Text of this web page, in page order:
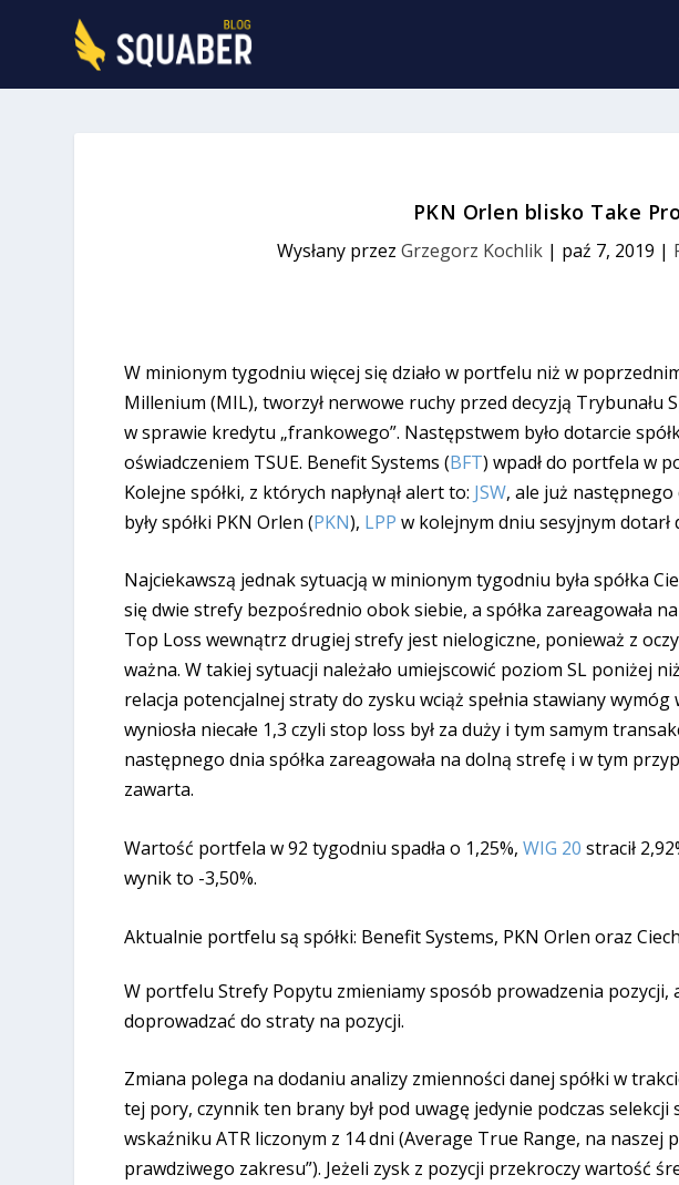
PKN Orlen blisko Take
Wysłany przezGrzegorz Kochlik | paź 7, 2019 |
W minionym tygodniu więcej się działo w portfelu niż w
Millenium (MIL), tworzył nerwowe ruchy przed decyzją Trybunału
w sprawie kredytu „frankowego”. Następstwem było dotarcie
oświadczeniem TSUE. Benefit Systems (BFT) wpadł do portfela w
Kolejne spółki, z których napłynął alert to: JSW, ale już następnego
były spółki PKN Orlen (PKN), LPP w kolejnym dniu sesyjnym dotarł
Najciekawszą jednak sytuacją w minionym tygodniu była spółka
się dwie strefy bezpośrednio obok siebie, a spółka zareagowała
Top Loss wewnątrz drugiej strefy jest nielogiczne, ponieważ z
ważna. W takiej sytuacji należało umiejscowić poziom SL poniżej
relacja potencjalnej straty do zysku wciąż spełnia stawiany
wyniosła niecałe 1,3 czyli stop loss był za duży i tym samym
następnego dnia spółka zareagowała na dolną strefę i w tym
zawarta.
Wartość portfela w 92 tygodniu spadła o 1,25%, WIG 20 stracił
wynik to -3,50%.
Aktualnie portfelu są spółki: Benefit Systems, PKN Orlen oraz
W portfelu Strefy Popytu zmieniamy sposób prowadzenia pozycji,
doprowadzać do straty na pozycji.
Zmiana polega na dodaniu analizy zmienności danej spółki w
tej pory, czynnik ten brany był pod uwagę jedynie podczas selekcji
wskaźniku ATR liczonym z 14 dni (Average True Range, na naszej
prawdziwego zakresu”). Jeżeli zysk z pozycji przekroczy wartość